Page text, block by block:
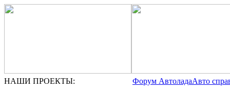
НАШИ ПРОЕКТЫ: Форум АвтоладаАвто